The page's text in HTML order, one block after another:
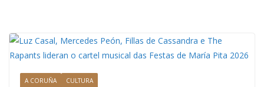
A CORUÑA CULTURA